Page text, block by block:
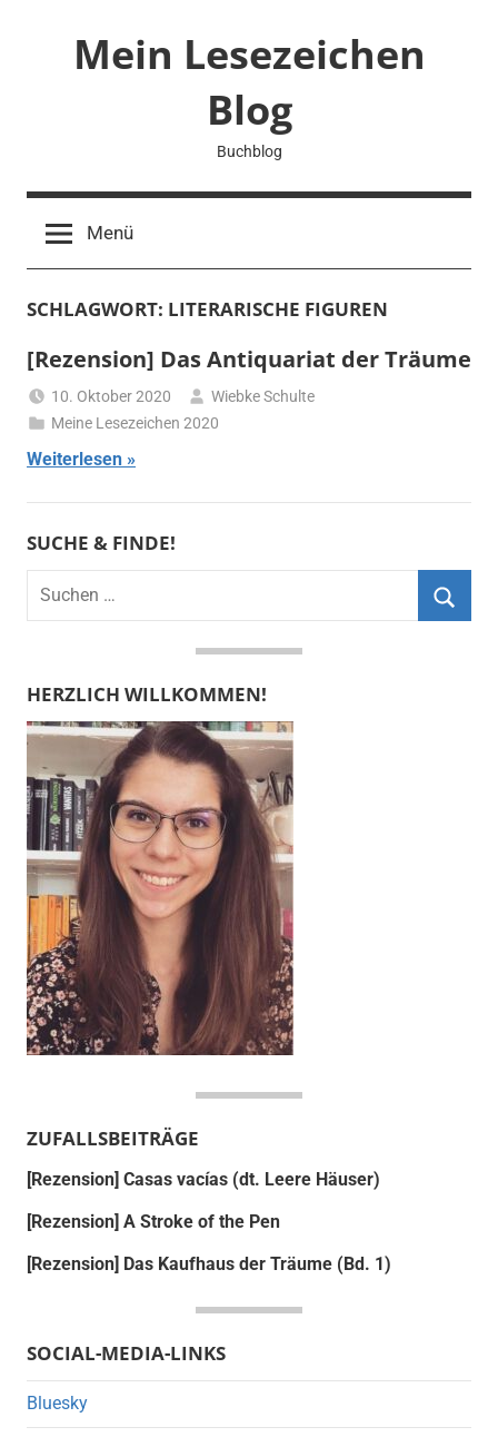
Mein Lesezeichen
Blog
Buchblog
Menü
SCHLAGWORT: LITERARISCHE FIGUREN
[Rezension] Das Antiquariat der Träume
10. Oktober 2020
Wiebke Schulte
Meine Lesezeichen 2020
Weiterlesen
SUCHE & FINDE!
Suchen
HERZLICH WILLKOMMEN!
ZUFALLSBEITRÄGE
[Rezension] Casas vacías (dt. Leere Häuser)
[Rezension] A Stroke of the Pen
[Rezension] Das Kaufhaus der Träume (Bd. 1)
SOCIAL-MEDIA-LINKS
Bluesky